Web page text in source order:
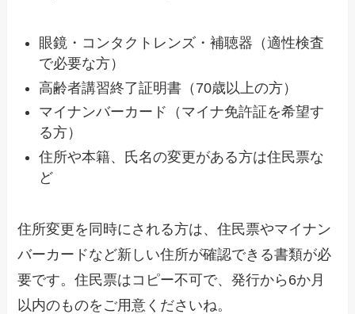
眼鏡・コンタクトレンズ・補聴器（適性検査
で必要な方）
高齢者講習終了証明書（70歳以上の方）
マイナンバーカード（マイナ免許証を希望す
る方）
住所や本籍、氏名の変更がある方は住民票な
ど
住所変更を同時にされる方は、住民票やマイナン
バーカードなど新しい住所が確認できる書類が必
要です。住民票はコピー不可で、発行から6か月
以内のものをご用意くださいね。